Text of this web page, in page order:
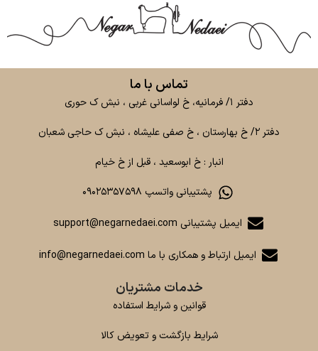
تماس با ما
دفتر ۱/ فرمانیه، خ لواسانی غربی ، نبش ک حوری
دفتر ۲/ خ بهارستان ، خ صفی علیشاه ، نبش ک حاجی شعبان
انبار : خ ابوسعید ، قبل از خ خیام
پشتیبانی واتسپ ۰۹۰۲۵۳۵۷۵۹۸
ایمیل پشتیبانی support@negarnedaei.com
ایمیل ارتباط و همکاری با ما info@negarnedaei.com
خدمات مشتریان
قوانین و شرایط استفاده
شرایط بازگشت و تعویض کالا